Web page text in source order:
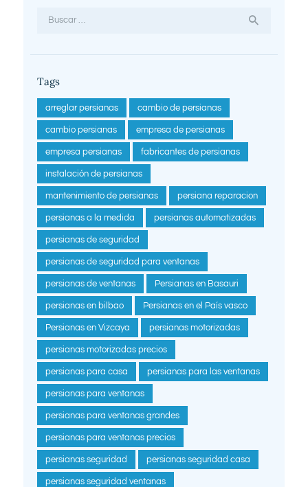
Tags
arreglar persianas cambio de persianas
cambio persianas empresa de persianas
empresa persianas fabricantes de persianas
instalación de persianas
mantenimiento de persianas persiana reparacion
persianas a la medida persianas automatizadas
persianas de seguridad
persianas de seguridad para ventanas
persianas de ventanas Persianas en Basauri
persianas en bilbao Persianas en el País vasco
Persianas en Vizcaya persianas motorizadas
persianas motorizadas precios
persianas para casa persianas para las ventanas
persianas para ventanas
persianas para ventanas grandes
persianas para ventanas precios
persianas seguridad persianas seguridad casa
persianas seguridad ventanas